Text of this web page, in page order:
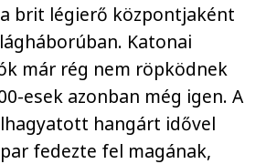
brit légierő központjaként
Katonai
már rég nem röpködnek
esek azonban még igen. A
hangárt idővel
fedezte fel magának,